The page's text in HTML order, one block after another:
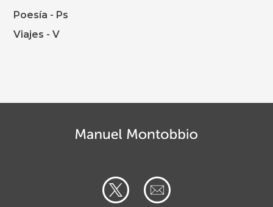
Poesía - Ps
Viajes - V